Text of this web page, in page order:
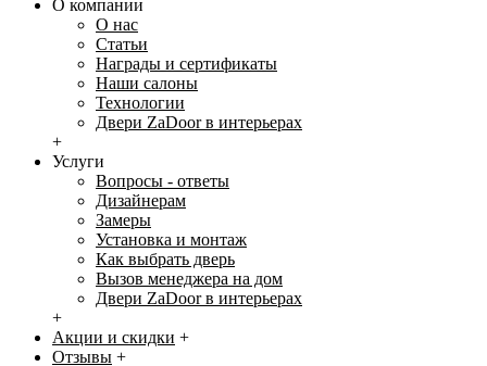
О компании
О нас
Статьи
Награды и сертификаты
Наши салоны
Технологии
Двери ZaDoor в интерьерах
+
Услуги
Вопросы - ответы
Дизайнерам
Замеры
Установка и монтаж
Как выбрать дверь
Вызов менеджера на дом
Двери ZaDoor в интерьерах
+
Акции и скидки +
Отзывы +